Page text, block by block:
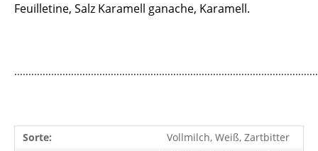
Feuilletine, Salz Karamell ganache, Karamell.
Sorte: Vollmilch, Weiß, Zartbitter